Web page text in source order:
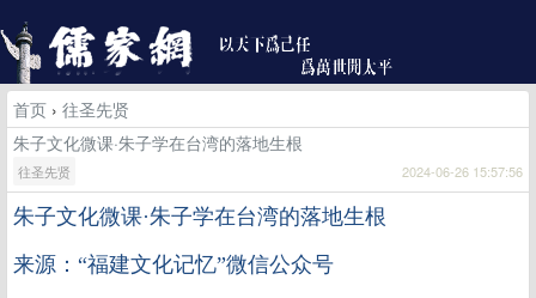
首页 › 往圣先贤
朱子文化微课·朱子学在台湾的落地生根
往圣先贤 2024-06-26 15:57:56
朱子文化微课·朱子学在台湾的落地生根
来源：“福建文化记忆”微信公众号